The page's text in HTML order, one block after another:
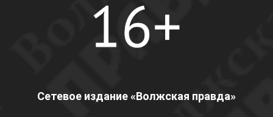
Сетевое издание «Волжская правда»